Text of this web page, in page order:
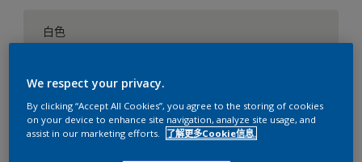
白色
5升
We respect your privacy.
By clicking “Accept All Cookies”, you agree to the storing of cookies
on your device to enhance site navigation, analyze site usage, and
assist in our marketing efforts.
了解更多Cookie信息.